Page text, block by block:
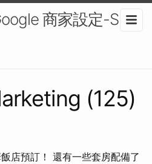
商家設定-SEO
(125)
店預訂！ 還有一些套房配備了